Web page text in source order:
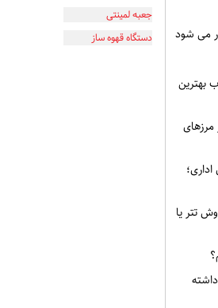
می شود
بهترین
تاکسی بین شهری اربعین ۱۴۰۵ از مرزهای
تتر یا
جعبه لمینتی
دستگاه قهوه ساز